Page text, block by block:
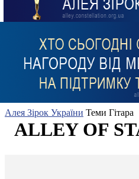
Алея Зірок України Теми Гітара
ALLEY OF